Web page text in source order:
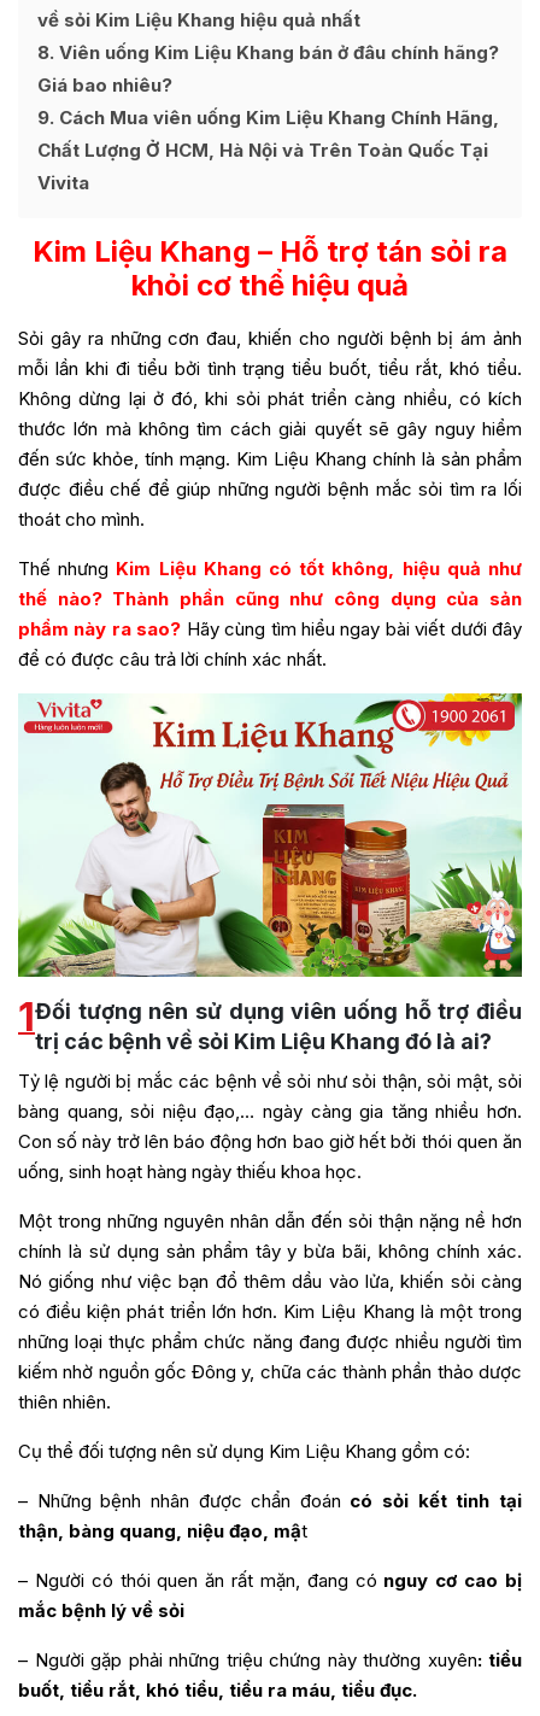
về sỏi Kim Liệu Khang hiệu quả nhất
8 Viên uống Kim Liệu Khang bán ở đâu chính hãng?
Giá bao nhiêu?
9 Cách Mua viên uống Kim Liệu Khang Chính Hãng,
Chất Lượng Ở HCM, Hà Nội và Trên Toàn Quốc Tại
Vivita
Kim Liệu Khang – Hỗ trợ tán sỏi ra
khỏi cơ thể hiệu quả
Sỏi gây ra những cơn đau, khiến cho người bệnh bị ám ảnh
mỗi lần khi đi tiểu bởi tình trạng tiểu buốt, tiểu rắt, khó tiểu.
Không dừng lại ở đó, khi sỏi phát triển càng nhiều, có kích
thước lớn mà không tìm cách giải quyết sẽ gây nguy hiểm
đến sức khỏe, tính mạng. Kim Liệu Khang chính là sản phẩm
được điều chế để giúp những người bệnh mắc sỏi tìm ra lối
thoát cho mình.
Thế nhưng Kim Liệu Khang có tốt không, hiệu quả như
thế nào? Thành phần cũng như công dụng của sản
phẩm này ra sao? Hãy cùng tìm hiểu ngay bài viết dưới đây
để có được câu trả lời chính xác nhất.
1Đối tượng nên sử dụng viên uống hỗ trợ điều
trị các bệnh về sỏi Kim Liệu Khang đó là ai?
Tỷ lệ người bị mắc các bệnh về sỏi như sỏi thận, sỏi mật, sỏi
bàng quang, sỏi niệu đạo,… ngày càng gia tăng nhiều hơn.
Con số này trở lên báo động hơn bao giờ hết bởi thói quen ăn
uống, sinh hoạt hàng ngày thiếu khoa học.
Một trong những nguyên nhân dẫn đến sỏi thận nặng nề hơn
chính là sử dụng sản phẩm tây y bừa bãi, không chính xác.
Nó giống như việc bạn đổ thêm dầu vào lửa, khiến sỏi càng
có điều kiện phát triển lớn hơn. Kim Liệu Khang là một trong
những loại thực phẩm chức năng đang được nhiều người tìm
kiếm nhờ nguồn gốc Đông y, chữa các thành phần thảo dược
thiên nhiên.
Cụ thể đối tượng nên sử dụng Kim Liệu Khang gồm có:
– Những bệnh nhân được chẩn đoán có sỏi kết tinh tại
thận, bàng quang, niệu đạo, mật
– Người có thói quen ăn rất mặn, đang có nguy cơ cao bị
mắc bệnh lý về sỏi
– Người gặp phải những triệu chứng này thường xuyên: tiểu
buốt, tiểu rắt, khó tiểu, tiểu ra máu, tiểu đục.